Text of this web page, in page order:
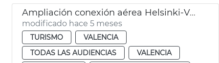
Ampliación conexión aérea Helsinki-València
modificado hace 5 meses
TURISMO
VALENCIA
TODAS LAS AUDIENCIAS
VALENCIA